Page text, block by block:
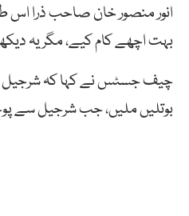
انور منصور خان صاحب ذرا اس
بہت اچھے کام کیے، مگر یہ
چیف جسٹس نے کہا کہ
بوتلیں ملیں، جب شرجیل سے